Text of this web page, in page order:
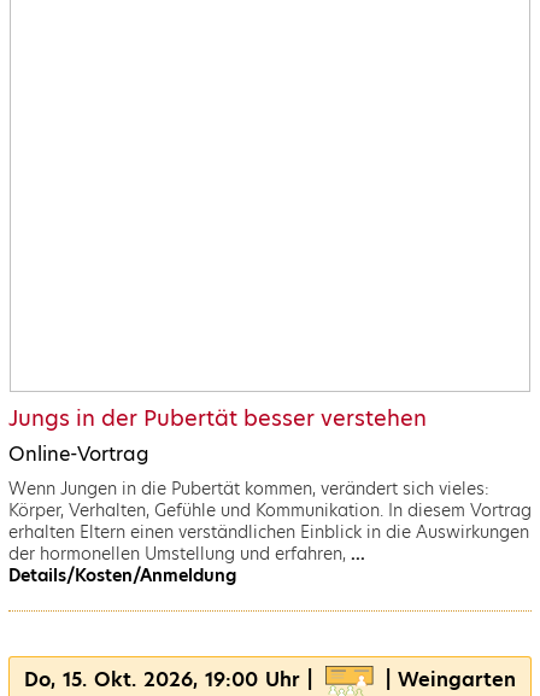
Jungs in der Pubertät besser verstehen
Online-Vortrag
Wenn Jungen in die Pubertät kommen, verändert sich vieles:
Körper, Verhalten, Gefühle und Kommunikation. In diesem Vortrag
erhalten Eltern einen verständlichen Einblick in die Auswirkungen
der hormonellen Umstellung und erfahren,...
Details/Kosten/Anmeldung
Do, 15. Okt. 2026, 19:00 Uhr | | Weingarten